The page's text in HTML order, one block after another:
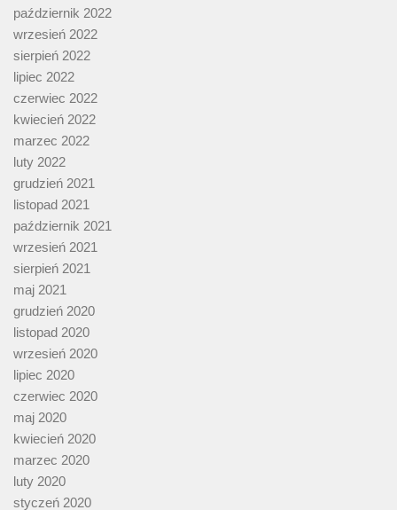
październik 2022
wrzesień 2022
sierpień 2022
lipiec 2022
czerwiec 2022
kwiecień 2022
marzec 2022
luty 2022
grudzień 2021
listopad 2021
październik 2021
wrzesień 2021
sierpień 2021
maj 2021
grudzień 2020
listopad 2020
wrzesień 2020
lipiec 2020
czerwiec 2020
maj 2020
kwiecień 2020
marzec 2020
luty 2020
styczeń 2020